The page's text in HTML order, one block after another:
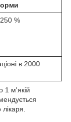
%
в 2000
1 м'якій